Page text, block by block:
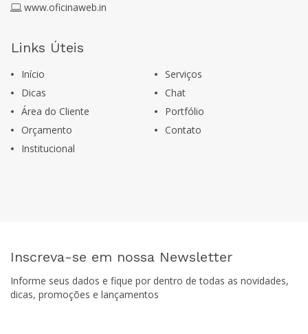
www.oficinaweb.in
Links Úteis
Início
Serviços
Dicas
Chat
Área do Cliente
Portfólio
Orçamento
Contato
Institucional
Inscreva-se em nossa Newsletter
Informe seus dados e fique por dentro de todas as novidades,
dicas, promoções e lançamentos